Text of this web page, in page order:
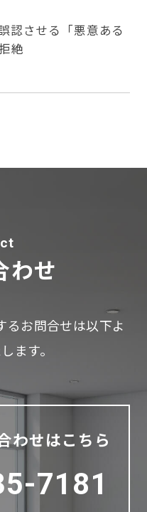
認させる「悪意ある
絶
わせ
るお問合せは以下よ
ます。
わせはこちら
7181